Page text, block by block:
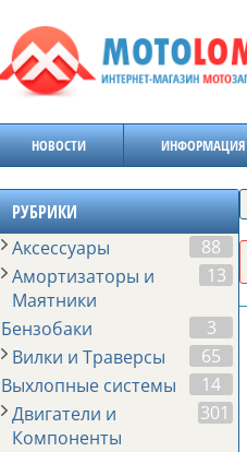
НОВОСТИ ИНФОРМАЦИЯ
РУБРИКИ
Аксессуары
88
Амортизаторы и
Маятники
13
Бензобаки
3
Вилки и Траверсы
65
Выхлопные системы
14
Двигатели и
Компоненты
301